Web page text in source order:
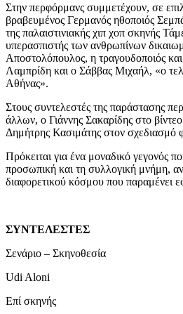
Στην περφόρμανς συμμετέχουν, σε
βραβευμένος Γερμανός ηθοποιός
της παλαιστινιακής χιπ χοπ σκηνής
υπερασπιστής των ανθρωπίνων
Αποστολόπουλος, η τραγουδοποιός
Λαμπρίδη και ο Σάββας Μιχαήλ, «ο
Αθήνας».
Στους συντελεστές της παράστασης
άλλων, ο Γιάννης Σακαρίδης στο
Δημήτρης Κασιμάτης στον σχεδιασμό
Πρόκειται για ένα μοναδικό γεγονός
προσωπική και τη συλλογική μνήμη,
διαφορετικού κόσμου που παραμένει
ΣΥΝΤΕΛΕΣΤΕΣ
Σενάριο – Σκηνοθεσία
Udi Aloni
Επί σκηνής